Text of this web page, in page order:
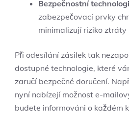
Bezpečnostní
zabezpečovací prvky
minimalizují riziko ztráty
Při odesílání zásilek tak
dostupné technologie, které
zaručí bezpečné doručení.
nyní nabízejí možnost e-
budete informováni o každém